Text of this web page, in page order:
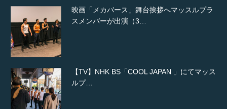
映画「メカバース」舞台挨拶へマッスルプラ
スメンバーが出演（3…
【TV】NHK BS「COOL JAPAN 」にてマッス
ルプ…